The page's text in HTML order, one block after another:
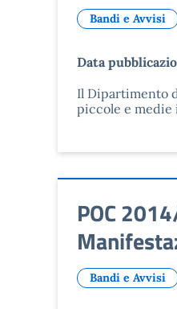
Bandi e Avvisi
Data
Il Dipartimento
piccole e medie
POC
Bandi e Avvisi